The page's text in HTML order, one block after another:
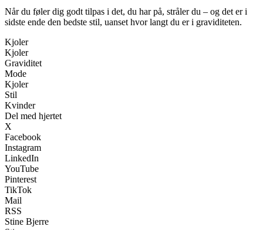
Når du føler dig godt tilpas i det, du har på, stråler du – og det er i
sidste ende den bedste stil, uanset hvor langt du er i graviditeten.
Kjoler
Kjoler
Graviditet
Mode
Kjoler
Stil
Kvinder
Del med hjertet
X
Facebook
Instagram
LinkedIn
YouTube
Pinterest
TikTok
Mail
RSS
Stine Bjerre